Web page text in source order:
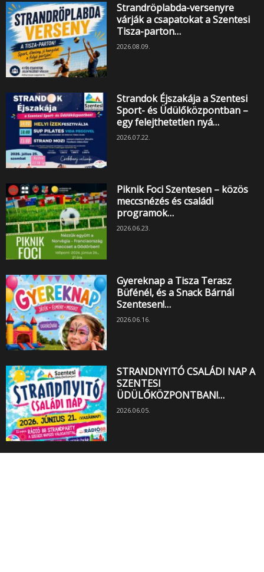
Strandröplabda-versenyre
várják a csapatokat a Szentesi
Tisza-parton…
2026.08.09.
Strandok Éjszakája a Szentesi
Sport- és Üdülőközpontban –
egy felejthetetlen nyá…
2026.07.22.
Piknik Foci Szentesen – közös
meccsnézés és családi
programok…
2026.06.23.
Gyereknap a Tisza Terasz
Büfénél, és a Snack Bárnál
Szentesen!…
2026.06.16.
STRANDNYITÓ CSALÁDI NAP A
SZENTESI
ÜDÜLŐKÖZPONTBAN!…
2026.06.05.